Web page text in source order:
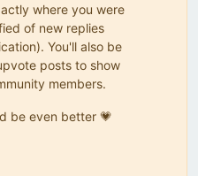
where you were
of new replies
You'll also be
posts to show
members.
be even better 💗